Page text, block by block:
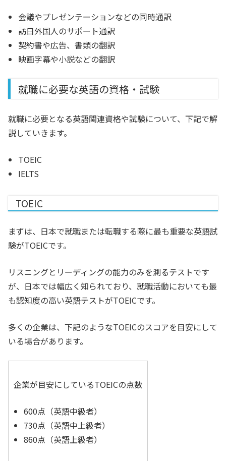
会議やプレゼンテーションなどの同時通訳
訪日外国人のサポート通訳
契約書や広告、書類の翻訳
映画字幕や小説などの翻訳
就職に必要な英語の資格・試験
就職に必要となる英語関連資格や試験について、下記で解
説していきます。
TOEIC
IELTS
TOEIC
まずは、 日本で就職または転職する際に最も重要な英語試
験がTOEICです。
リスニングとリーディングの能力のみを測るテストです
が、日本では幅広く知られており、就職活動においても最
も認知度の高い英語テストがTOEICです。
多くの企業は、下記のようなTOEICのスコアを目安にして
いる場合があります。
企業が目安にしているTOEICの点数
600点（英語中級者）
730点（英語中上級者）
860点（英語上級者）